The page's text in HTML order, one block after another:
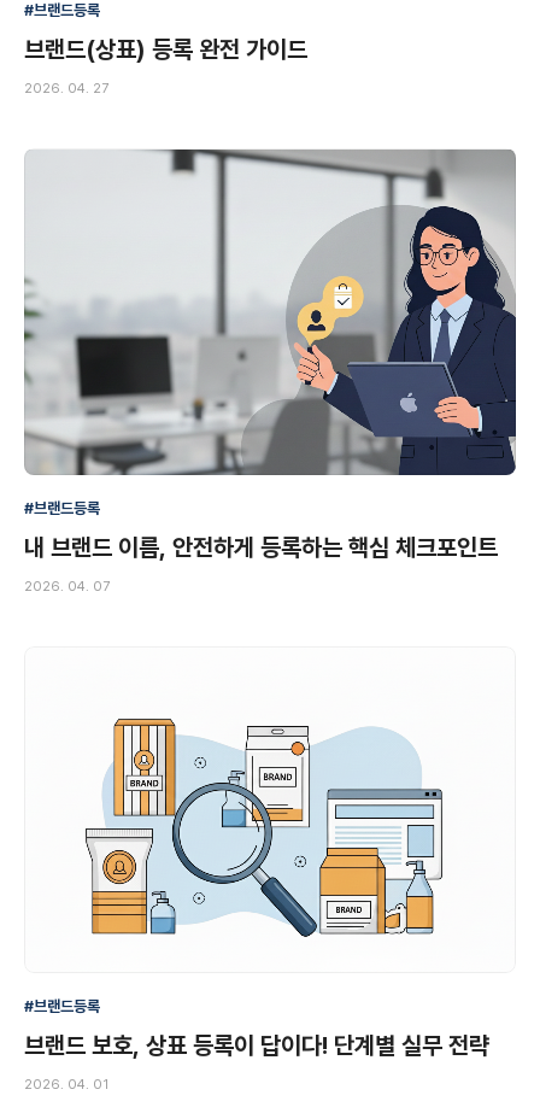
#브랜드등록
브랜드(상표) 등록 완전 가이드
2026. 04. 27
#브랜드등록
내 브랜드 이름, 안전하게 등록하는 핵심 체크포인트
2026. 04. 07
#브랜드등록
브랜드 보호, 상표 등록이 답이다! 단계별 실무 전략
2026. 04. 01